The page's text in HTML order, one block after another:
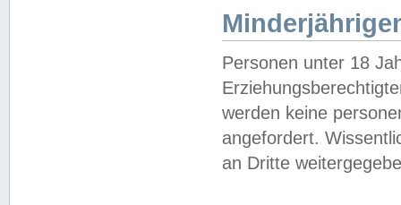
Personen unter 18
werden keine
angefordert.
an Dritte